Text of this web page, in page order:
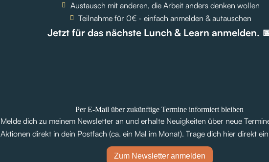
Austausch mit anderen, die Arbeit anders denken wollen
Teilnahme für 0€ - einfach anmelden & autauschen
Jetzt für das nächste Lunch & Learn anmelden.
Per E-Mail über zukünftige Termine informiert bleiben
Melde dich zu meinem Newsletter an und erhalte Neuigkeiten über neue
Aktionen direkt in dein Postfach (ca. ein Mal im Monat). Trage dich hier direkt
Zum Newsletter anmelden